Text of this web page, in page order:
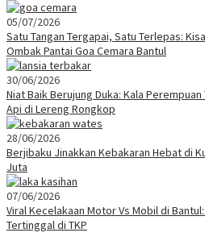
05/07/2026
Satu Tangan Tergapai, Satu Terlepas:
Ombak Pantai Goa Cemara Bantul
30/06/2026
Niat Baik Berujung Duka: Kala
Api di Lereng Rongkop
28/06/2026
Berjibaku Jinakkan Kebakaran Hebat di
Juta
07/06/2026
Viral Kecelakaan Motor Vs Mobil di
Tertinggal di TKP